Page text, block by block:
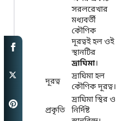
সরলরেখার
মধ্যবর্তী
কৌণিক
দূরত্বই হল ওই
স্থানটির
দ্রাঘিমা।
দূরত্ব
দ্রাঘিমা হল
কৌণিক দূরত্ব।
প্রকৃতি
দ্রাঘিমা স্থির ও
নির্দিষ্ট